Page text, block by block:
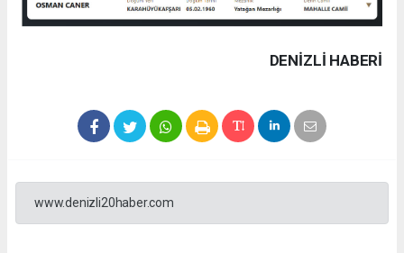
DENIZLI HABERİ
www.denizli20haber.com